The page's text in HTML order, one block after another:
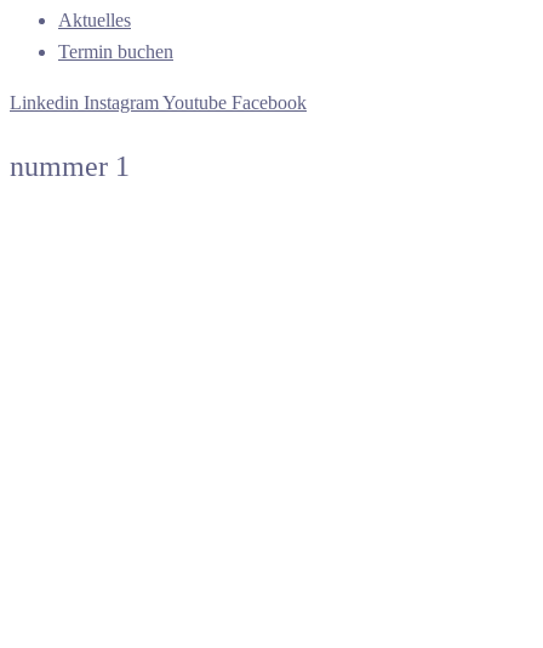
Aktuelles
Termin buchen
Linkedin InstagramYoutube Facebook
nummer 1